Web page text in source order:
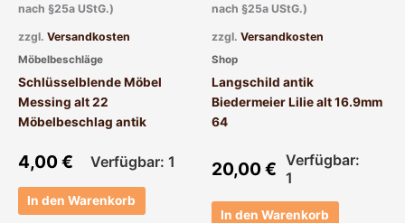
nach §25a UStG.)
zzgl. Versandkosten
Möbelbeschläge
Schlüsselblende Möbel
Messing alt 22
Möbelbeschlag antik
4,00€ Verfügbar: 1
In den Warenkorb
nach §25a UStG.)
zzgl. Versandkosten
Shop
Langschild antik
Biedermeier Lilie alt 16.9mm
64
20,00€ Verfügbar:
1
In den Warenkorb